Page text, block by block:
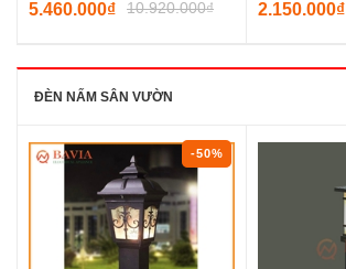
5.460.000₫ 10.920.000₫ 2.150.000₫
ĐÈN NẤM SÂN VƯỜN
-50%